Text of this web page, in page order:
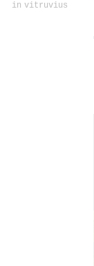
in vitruvius